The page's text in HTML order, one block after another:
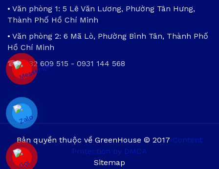
• Văn phòng 1: 5 Lê Văn Lương, Phường Tân Hưng,
Thành Phố Hồ Chí Minh
• Văn phòng 2: 6 Mã Lò, Phường Bình Tân, Thành Phố
Hồ Chí Minh
☎0932 609 515 - 0931 144 568
Bản quyền thuộc về GreenHouse © 2017 Content
Protection by DMCA
Sitemap